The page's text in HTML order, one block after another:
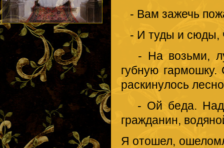
- Вам зажечь
- И туды и сюды,
- На возьми,
губную
раскинулось
- Ой беда. Надо
гражданин,
Я отошел,